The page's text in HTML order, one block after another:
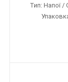
Тип: Напої /